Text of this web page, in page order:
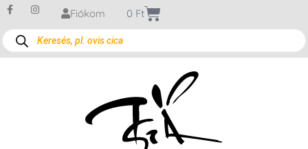
Fiókom 0 Ft